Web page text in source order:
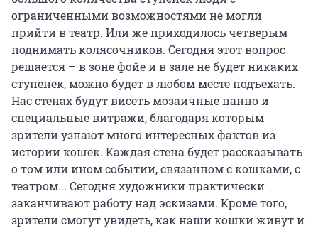
ограниченными возможностями не могли
прийти в театр. Или же приходилось четверым
поднимать колясочников. Сегодня этот вопрос
решается – в зоне фойе и в зале не будет никаких
ступенек, можно будет в любом месте подъехать.
Нас стенах будут висеть мозаичные панно и
специальные витражи, благодаря которым
зрители узнают много интересных фактов из
истории кошек. Каждая стена будет рассказывать
о том или ином событии, связанном с кошками, с
театром... Сегодня художники практически
заканчивают работу над эскизами. Кроме того,
зрители смогут увидеть, как наши кошки живут и